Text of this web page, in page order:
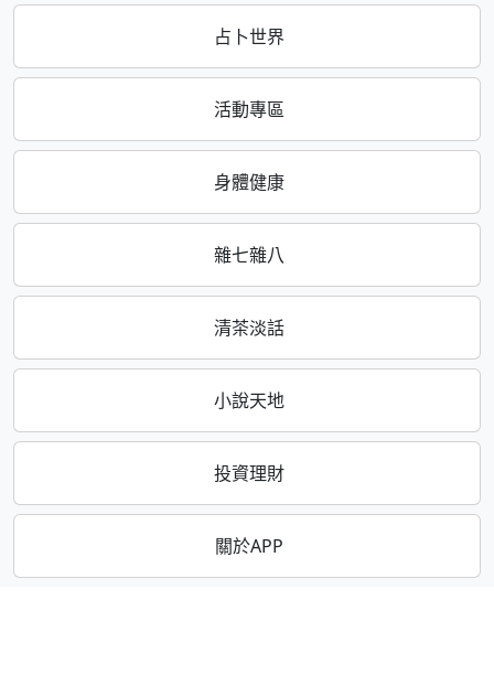
占卜世界
活動專區
身體健康
雜七雜八
清茶淡話
小說天地
投資理財
關於APP